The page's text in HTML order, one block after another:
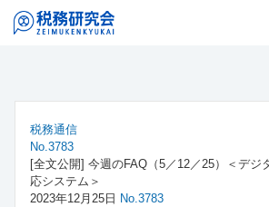
税務通信
No.3783
[全文公開] 今週のFAQ（5／12／25）＜デジ
応システム＞
2023年12月25日 No.3783